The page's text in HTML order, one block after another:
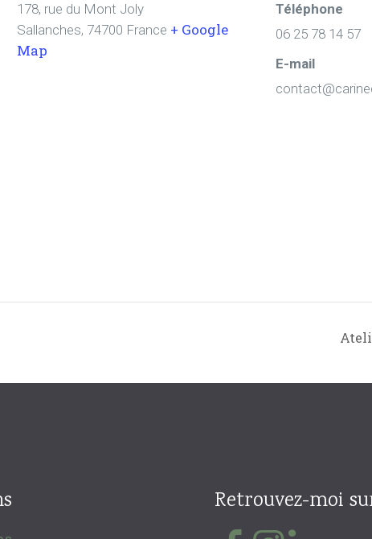
178, rue du Mont Joly
Sallanches, 74700 France + Google
Map
Téléphone
06 25 78 14 57
E-mail
Retrouvez-moi